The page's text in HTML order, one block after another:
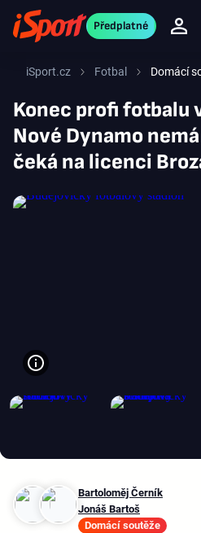
Předplatné
iSport.cz Fotbal Domácí
Konec profi fotbalu
Nové Dynamo
čeká na licenci
Bartoloměj Černík
Jonáš Bartoš
Domácí soutěže